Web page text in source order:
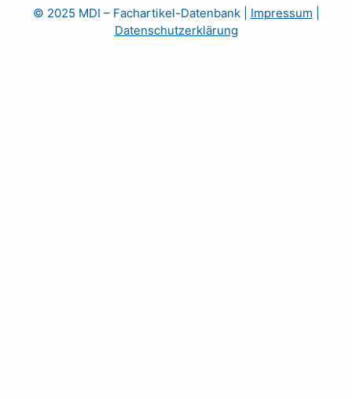
© 2025 MDI – Fachartikel-Datenbank| Impressum
Datenschutzerklärung